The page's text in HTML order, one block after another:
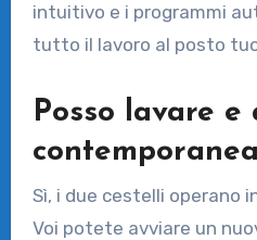
intuitivo e i programmi
tutto il lavoro al posto
Posso lavare e
Sì, i due cestelli operano
Voi potete avviare un